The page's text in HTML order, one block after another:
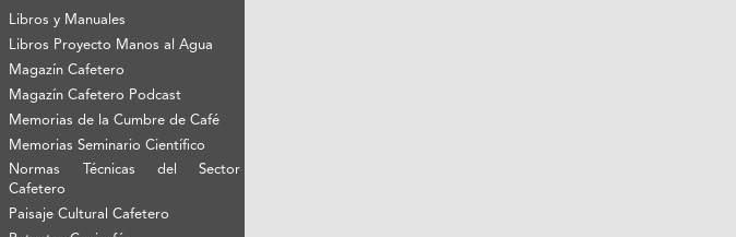
Libros y Manuales
Libros Proyecto Manos al Agua
Magazín Cafetero
Magazín Cafetero Podcast
Memorias de la Cumbre de Café
Memorias Seminario Científico
Normas Técnicas del Sector
Cafetero
Paisaje Cultural Cafetero